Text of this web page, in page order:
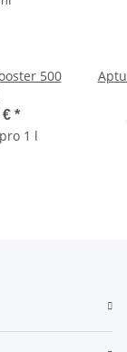
500
€ *
1 l